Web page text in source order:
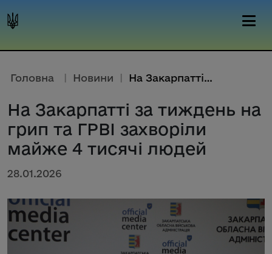
Головна | Новини | На Закарпатті за тиждень на гр...
На Закарпатті за тиждень на
грип та ГРВІ захворіли
майже 4 тисячі людей
28.01.2026